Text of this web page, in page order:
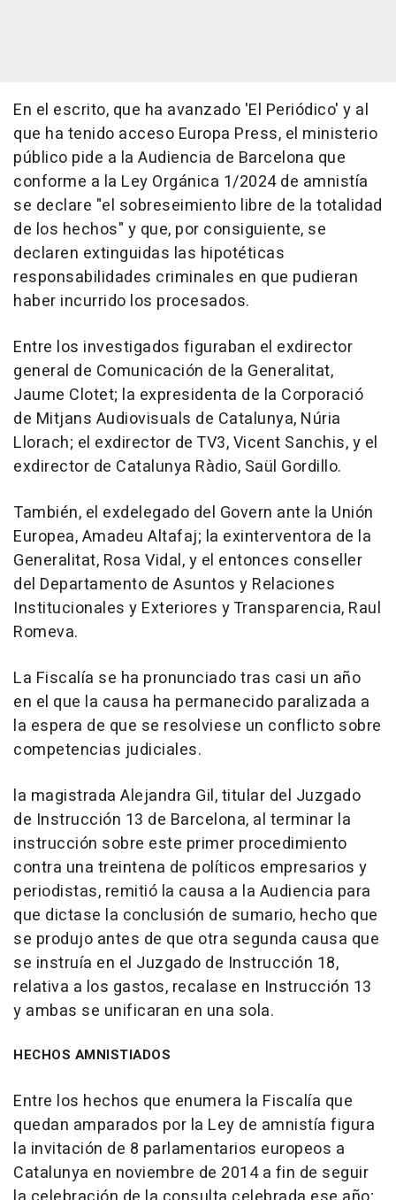
En el escrito, que ha avanzado 'El Periódico' y al
que ha tenido acceso Europa Press, el ministerio
público pide a la Audiencia de Barcelona que
conforme a la Ley Orgánica 1/2024 de amnistía
se declare "el sobreseimiento libre de la totalidad
de los hechos" y que, por consiguiente, se
declaren extinguidas las hipotéticas
responsabilidades criminales en que pudieran
haber incurrido los procesados.
Entre los investigados figuraban el exdirector
general de Comunicación de la Generalitat,
Jaume Clotet; la expresidenta de la Corporació
de Mitjans Audiovisuals de Catalunya, Núria
Llorach; el exdirector de TV3, Vicent Sanchis, y el
exdirector de Catalunya Ràdio, Saül Gordillo.
También, el exdelegado del Govern ante la Unión
Europea, Amadeu Altafaj; la exinterventora de la
Generalitat, Rosa Vidal, y el entonces conseller
del Departamento de Asuntos y Relaciones
Institucionales y Exteriores y Transparencia, Raul
Romeva.
La Fiscalía se ha pronunciado tras casi un año
en el que la causa ha permanecido paralizada a
la espera de que se resolviese un conflicto sobre
competencias judiciales.
la magistrada Alejandra Gil, titular del Juzgado
de Instrucción 13 de Barcelona, al terminar la
instrucción sobre este primer procedimiento
contra una treintena de políticos empresarios y
periodistas, remitió la causa a la Audiencia para
que dictase la conclusión de sumario, hecho que
se produjo antes de que otra segunda causa que
se instruía en el Juzgado de Instrucción 18,
relativa a los gastos, recalase en Instrucción 13
y ambas se unificaran en una sola.
HECHOS AMNISTIADOS
Entre los hechos que enumera la Fiscalía que
quedan amparados por la Ley de amnistía figura
la invitación de 8 parlamentarios europeos a
Catalunya en noviembre de 2014 a fin de seguir